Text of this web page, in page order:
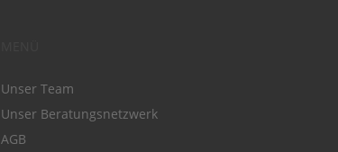
Unser Team
Unser Beratungsnetzwerk
AGB